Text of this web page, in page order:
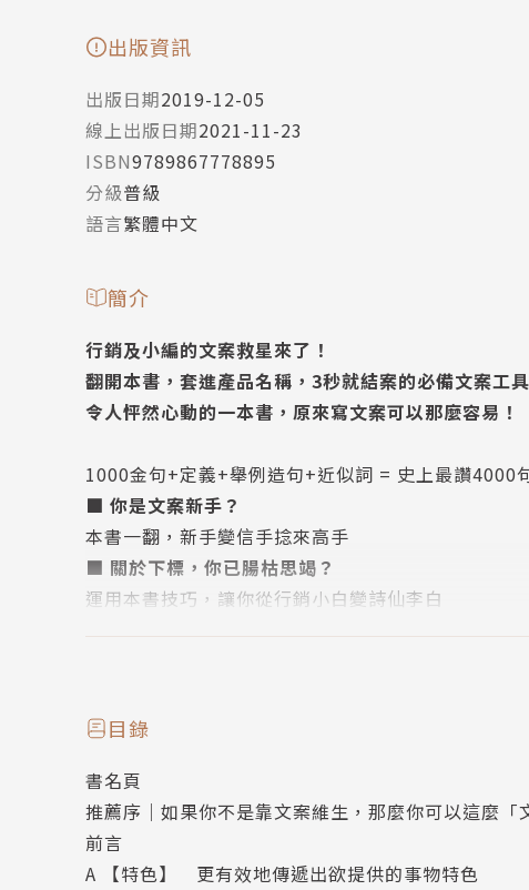
出版資訊
出版日期2019-12-05
線上出版日期2021-11-23
ISBN9789867778895
分級普級
語言繁體中文
簡介
行銷及小編的文案救星來了！
翻開本書，套進產品名稱，3秒就結案的必備文案工
令人怦然心動的一本書，原來寫文案可以那麼容易！
1000金句+定義+舉例造句+近似詞 = 史上最讚4000
■ 你是文案新手？
本書一翻，新手變信手捻來高手
■ 關於下標，你已腸枯思竭？
運用本書技巧，讓你從行銷小白變詩仙李白
本書作者堀田博和曾從事各式促銷活動，從食品製
日本廣告專家教你》最吸睛文案句型與勾人詞彙
各行各業都能用‧一翻即上手‧4000海量詞彙任你選
目錄
書名頁
推薦序｜如果你不是靠文案維生，那麼你可以這麼「
前言
A 【特色】 更有效地傳遞出欲提供的事物特色